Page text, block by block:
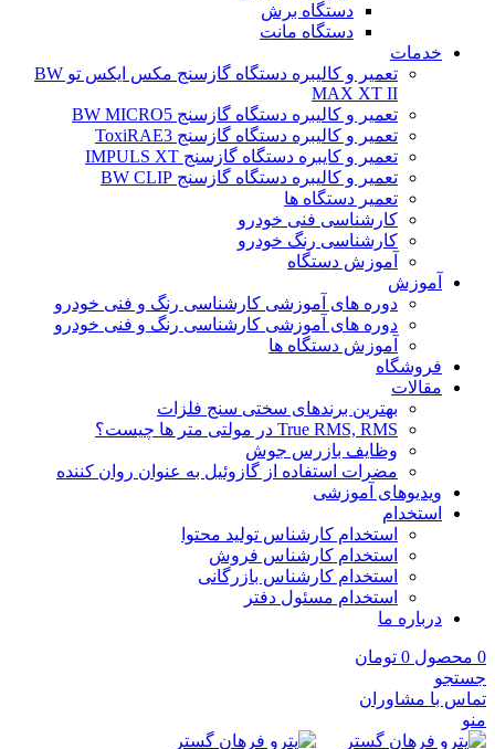
دستگاه برش
دستگاه مانت
خدمات
تعمیر و کالیبره دستگاه گازسنج مکس ایکس تو BW
MAX XT II
تعمیر و کالیبره دستگاه گازسنج BW MICRO5
تعمیر و کالیبره دستگاه گازسنج ToxiRAE3
تعمیر و کایبره دستگاه گازسنج IMPULS XT
تعمیر و کالیبره دستگاه گازسنج BW CLIP
تعمیر دستگاه ها
کارشناسی فنی خودرو
کارشناسی رنگ خودرو
آموزش دستگاه
آموزش
دوره های آموزشی کارشناسی رنگ و فنی خودرو
دوره های آموزشی کارشناسی رنگ و فنی خودرو
آموزش دستگاه ها
فروشگاه
مقالات
بهترین برندهای سختی سنج فلزات
True RMS, RMS در مولتی متر ها چیست؟
وظایف بازرس جوش
مضرات استفاده از گازوئیل به عنوان روان کننده
ویدیوهای آموزشی
استخدام
استخدام کارشناس تولید محتوا
استخدام کارشناس فروش
استخدام کارشناس بازرگانی
استخدام مسئول دفتر
درباره ما
0 محصول 0 تومان
جستجو
تماس با مشاوران
منو